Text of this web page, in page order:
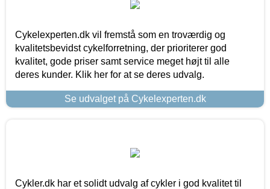
Cykelexperten.dk vil fremstå som en troværdig og
kvalitetsbevidst cykelforretning, der prioriterer god
kvalitet, gode priser samt service meget højt til alle
deres kunder. Klik her for at se deres udvalg.
Se udvalget på Cykelexperten.dk
Cykler.dk har et solidt udvalg af cykler i god kvalitet til